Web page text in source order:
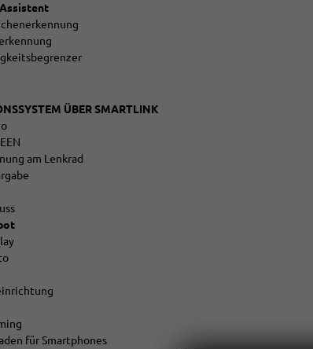
ÜBER SMARTLINK
am Lenkrad
für Smartphones